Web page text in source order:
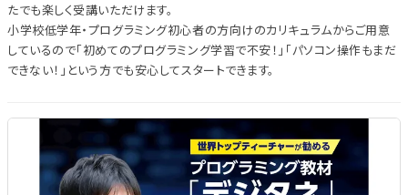
たでも楽しく受講いただけます。
小学校低学年・プログラミング初心者の方向けのカリキュラムからご用意
しているので「初めてのプログラミング学習で不安！」「パソコン操作もまだ
できない！」という方でも安心してスタートできます。